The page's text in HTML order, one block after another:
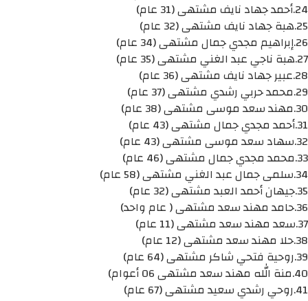
24.أحمد جهاد نايف مشتهى (31 عام)
25.هبة جهاد نايف مشتهى (32 عام)
26.إبراهيم مجدي جمال مشتهى (34 عام)
27.هبة ناجي عبد الغني مشتهى (35 عام)
28.عبير جهاد نايف مشتهى (36 عام)
29.محمد حربي رشدي مشتهى (37 عام)
30.مهند سعد موسى مشتهى (38 عام)
31.أحمد مجدي جمال مشتهى (43 عام)
32.سهاد سعد موسى مشتهى (43 عام)
33.محمد مجدي جمال مشتهى (46 عام)
34.سلمى جمال عبد الغني مشتهى (58 عام)
35.جيهان أحمد العبد مشتهى (32 عام)
36.حامد مهند سعد مشتهى ( عام واحد)
37.سعد مهند سعد مشتهى (11 عام)
38.حلا مهند سعد مشتهى (12 عام)
39.روحية فتحي شاكر مشتهى (64 عام)
40.منة الله مهند سعد مشتهى 06 أعوام)
41.روحي رشدي سعيد مشتهى (67 عام)